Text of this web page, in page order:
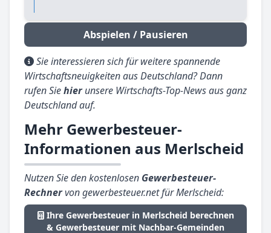
Abspielen / Pausieren
Sie interessieren sich für weitere spannende
Wirtschaftsneuigkeiten aus Deutschland? Dann
rufen Siehierunsere Wirtschafts-Top-News aus ganz
Deutschland auf.
Mehr Gewerbesteuer-
Informationen aus Merlscheid
Nutzen Sie den kostenlosen Gewerbesteuer-
Rechnervon gewerbesteuer.net für Merlscheid:
Ihre Gewerbesteuer in Merlscheid berechnen
& Gewerbesteuer mit Nachbar-Gemeinden